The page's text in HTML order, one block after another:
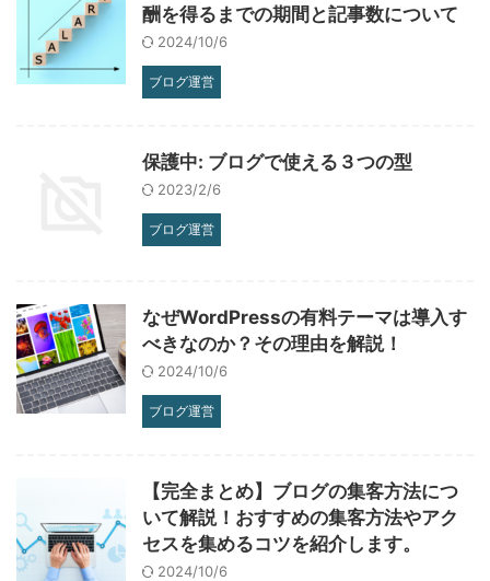
酬を得るまでの期間と記事数について
2024/10/6
ブログ運営
保護中: ブログで使える３つの型
2023/2/6
ブログ運営
なぜWordPressの有料テーマは導入す
べきなのか？その理由を解説！
2024/10/6
ブログ運営
【完全まとめ】ブログの集客方法につ
いて解説！おすすめの集客方法やアク
セスを集めるコツを紹介します。
2024/10/6